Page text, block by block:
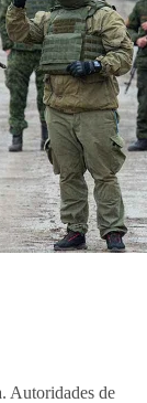
Autoridades de